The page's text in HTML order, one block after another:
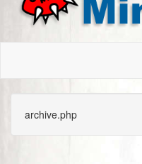
archive.php